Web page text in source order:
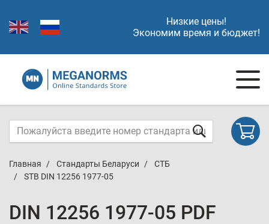
Низкие цены!
Экономим время и бюджет!
Главная Стандарты Беларуси
СТБ
STB DIN 12256 1977-05
DIN 12256 1977-05 PDF